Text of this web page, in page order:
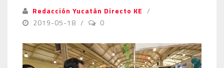
Redacción Yucatán Directo KE
2019-05-18
0